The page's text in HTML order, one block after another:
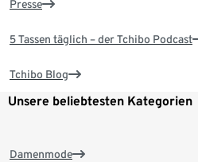
Presse
5 Tassen täglich – der Tchibo Podcast
Tchibo Blog
Unsere beliebtesten Kategorien
Damenmode